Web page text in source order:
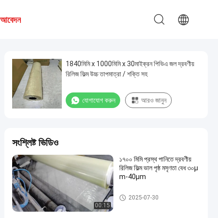
1840মিমি x 1000মিমি x 30মাইক্রন পিভিএ জল দ্রবণীয়
রিলিজ ফিল্ম উচ্চ তাপমাত্রা / শক্তি সহ
যোগাযোগ করুন আরও জানুন
সংশ্লিষ্ট ভিডিও
00:15
১৭০০ মিমি প্রস্থ পানিতে দ্রবণীয়
রিলিজ ফিল্ম ভাল পৃষ্ঠ মসৃণতা বেধ ৩০μ
m-40μm
জল দ্রবীভূত করা রিলিজ ফিল্ম
2025-07-30